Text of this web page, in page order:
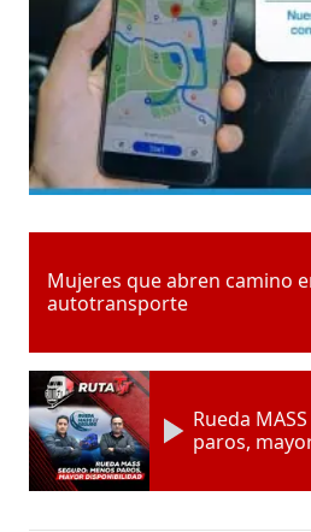
Mujeres que abren camino
autotransporte
Rueda
paros,